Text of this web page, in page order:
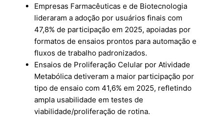
Empresas Farmacêuticas e de Biotecnologia
lideraram a adoção por usuários finais com
47,8% de participação em 2025, apoiadas por
formatos de ensaios prontos para automação e
fluxos de trabalho padronizados.
Ensaios de Proliferação Celular por Atividade
Metabólica detiveram a maior participação por
tipo de ensaio com 41,6% em 2025, refletindo
ampla usabilidade em testes de
viabilidade/proliferação de rotina.